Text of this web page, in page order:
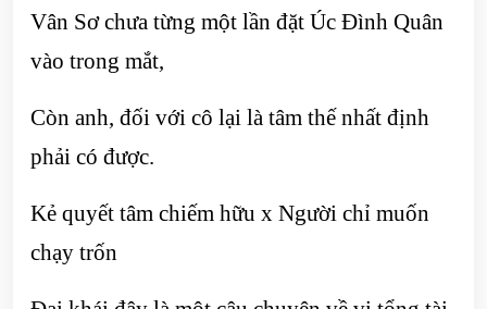
Vân Sơ chưa từng một lần đặt Úc Đình Quân
vào trong mắt,
Còn anh, đối với cô lại là tâm thế nhất định
phải có được.
Kẻ quyết tâm chiếm hữu x Người chỉ muốn
chạy trốn